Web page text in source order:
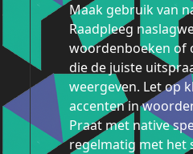
Maak gebruik van
Raadpleeg
woordenboeken of
die de juiste
weergeven. Let op
accenten in
Praat met native
regelmatig met het